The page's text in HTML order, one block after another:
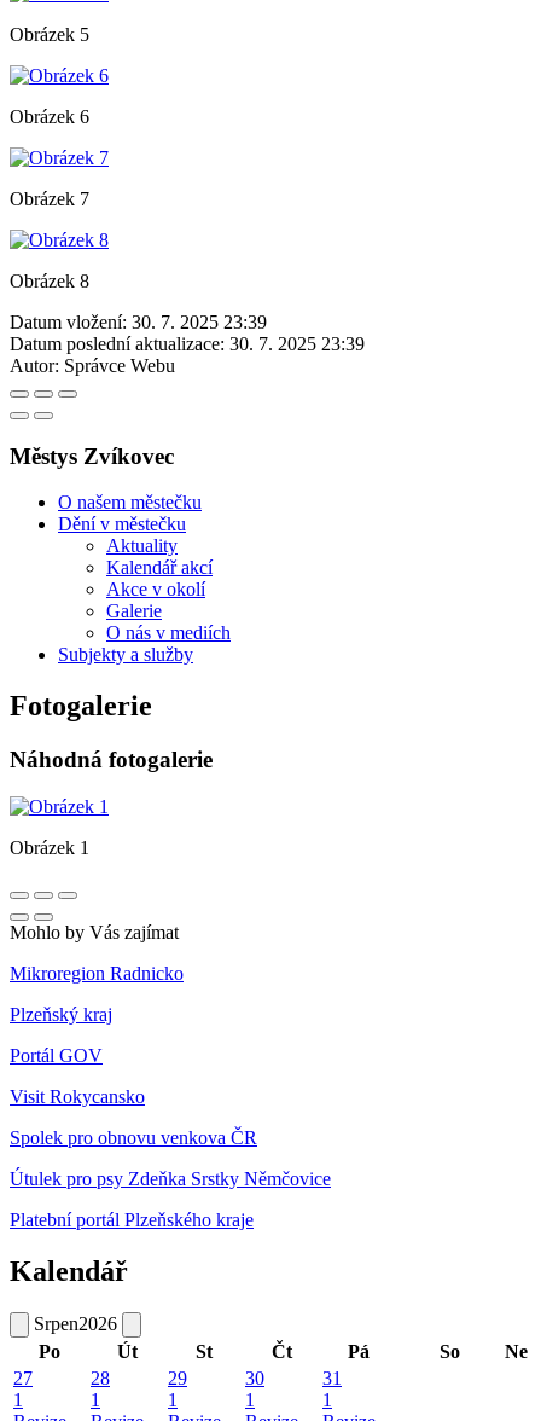
Obrázek 5
Obrázek 6
Obrázek 7
Obrázek 8
Datum vložení: 30. 7. 2025 23:39
Datum poslední aktualizace: 30. 7. 2025 23:39
Autor: Správce Webu
Městys Zvíkovec
O našem městečku
Dění v městečku
Aktuality
Kalendář akcí
Akce v okolí
Galerie
O nás v mediích
Subjekty a služby
Fotogalerie
Náhodná fotogalerie
Obrázek 1
Mohlo by Vás zajímat
Mikroregion Radnicko
Plzeňský kraj
Portál GOV
Visit Rokycansko
Spolek pro obnovu venkova ČR
Útulek pro psy Zdeňka Srstky Němčovice
Platební portál Plzeňského kraje
Kalendář
Srpen2026
Po
Út St Čt Pá So
Ne
27
1
28
1
29
1
30
1
31
1